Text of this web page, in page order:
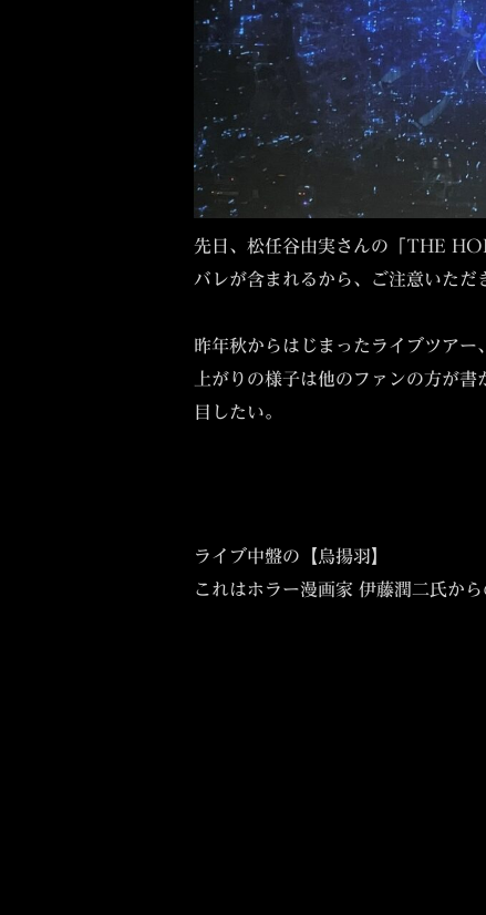
先日、松任谷由実さんの「THE
バレが含まれるから、ご注意いただ
昨年秋からはじまったライブツア
上がりの様子は他のファンの方が
目したい。
ライブ中盤の【烏揚羽】
これはホラー漫画家 伊藤潤二氏か